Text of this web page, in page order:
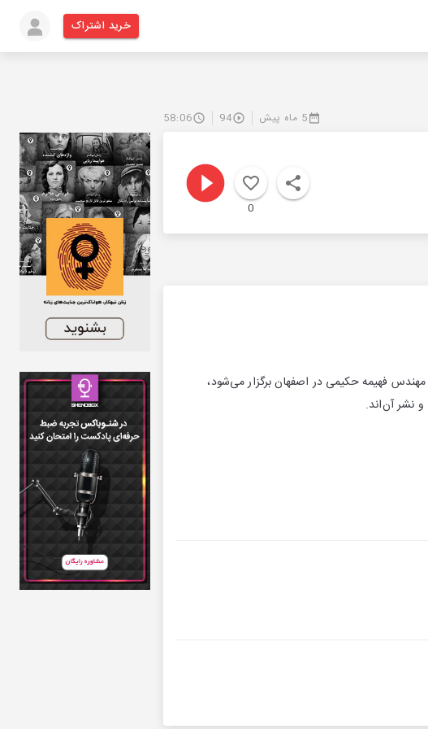
خرید اشتراک
5 ماه پیش 94
58:06
0
فهیمه حکیمی در اصفهان برگزار می‌شود،
و نشر آن‌اند.